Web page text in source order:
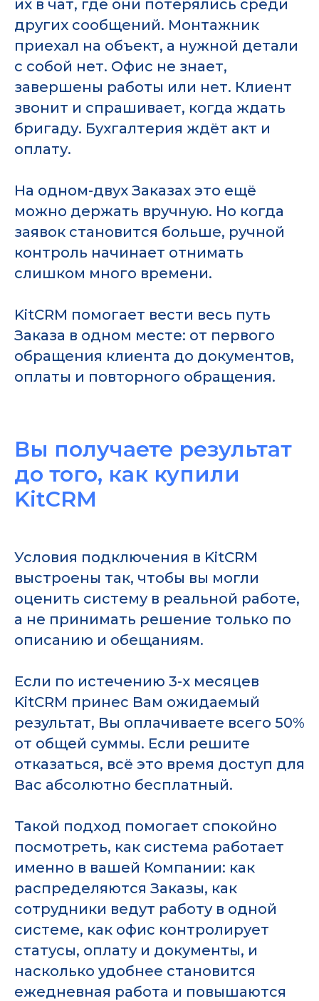
их в чат, где они потерялись среди
других сообщений. Монтажник
приехал на объект, а нужной детали
с собой нет. Офис не знает,
завершены работы или нет. Клиент
звонит и спрашивает, когда ждать
бригаду. Бухгалтерия ждёт акт и
оплату.
На одном-двух Заказах это ещё
можно держать вручную. Но когда
заявок становится больше, ручной
контроль начинает отнимать
слишком много времени.
KitCRM помогает вести весь путь
Заказа в одном месте: от первого
обращения клиента до документов,
оплаты и повторного обращения.
Вы получаете результат
до того, как купили
KitCRM
Условия подключения в KitCRM
выстроены так, чтобы вы могли
оценить систему в реальной работе,
а не принимать решение только по
описанию и обещаниям.
Если по истечению 3-х месяцев
KitCRM принес Вам ожидаемый
результат, Вы оплачиваете всего 50%
от общей суммы. Если решите
отказаться, всё это время доступ для
Вас абсолютно бесплатный.
Такой подход помогает спокойно
посмотреть, как система работает
именно в вашей Компании: как
распределяются Заказы, как
сотрудники ведут работу в одной
системе, как офис контролирует
статусы, оплату и документы, и
насколько удобнее становится
ежедневная работа и повышаются